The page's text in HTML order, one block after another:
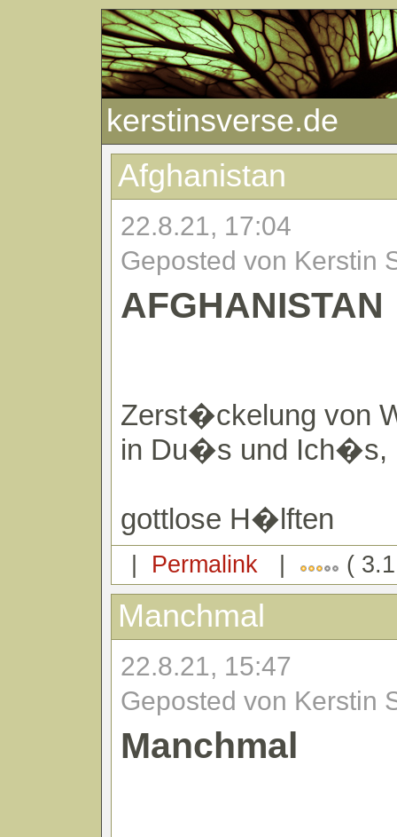
kerstinsverse.de
Afghanistan
22.8.21, 17:04
Geposted von Kerstin
AFGHANISTAN
Zerst�ckelung von
in Du�s und Ich�s,
gottlose H�lften
Permalink| (
Manchmal
22.8.21, 15:47
Geposted von Kerstin
Manchmal